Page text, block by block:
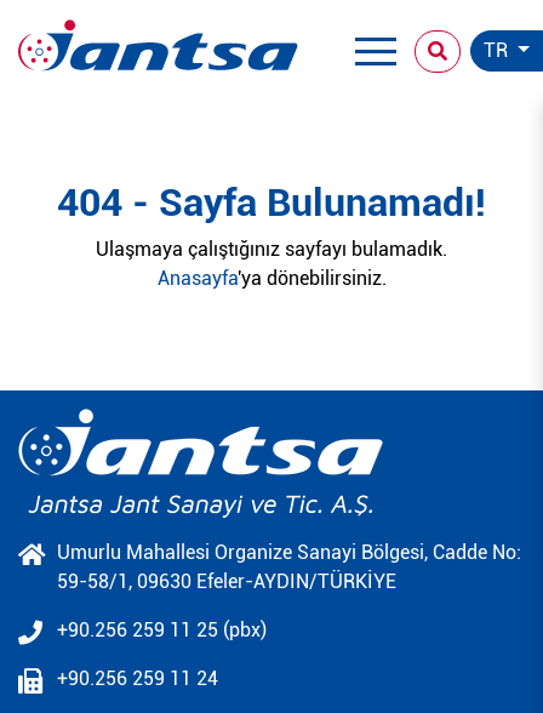
TR
404 - Sayfa Bulunamadı!
Ulaşmaya çalıştığınız sayfayı bulamadık.
Anasayfa'ya dönebilirsiniz.
Umurlu Mahallesi Organize Sanayi Bölgesi, Cadde No:
59-58/1, 09630 Efeler-AYDIN/TÜRKİYE
+90.256 259 11 25 (pbx)
+90.256 259 11 24